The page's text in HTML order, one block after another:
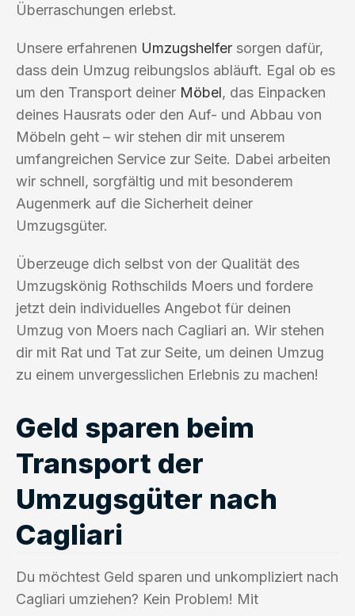
Überraschungen erlebst.
Unsere erfahrenen Umzugshelfer sorgen dafür,
dass dein Umzug reibungslos abläuft. Egal ob es
um den Transport deiner Möbel, das Einpacken
deines Hausrats oder den Auf- und Abbau von
Möbeln geht – wir stehen dir mit unserem
umfangreichen Service zur Seite. Dabei arbeiten
wir schnell, sorgfältig und mit besonderem
Augenmerk auf die Sicherheit deiner
Umzugsgüter.
Überzeuge dich selbst von der Qualität des
Umzugskönig Rothschilds Moers und fordere
jetzt dein individuelles Angebot für deinen
Umzug von Moers nach Cagliari an. Wir stehen
dir mit Rat und Tat zur Seite, um deinen Umzug
zu einem unvergesslichen Erlebnis zu machen!
Geld sparen beim
Transport der
Umzugsgüter nach
Cagliari
Du möchtest Geld sparen und unkompliziert nach
Cagliari umziehen? Kein Problem! Mit